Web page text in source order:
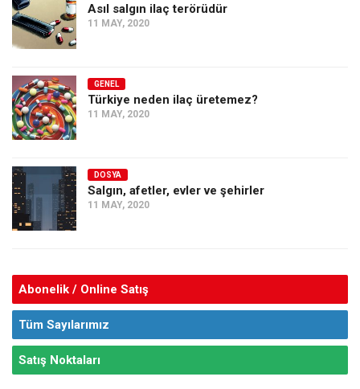
Asıl salgın ilaç terörüdür
11 MAY, 2020
GENEL
Türkiye neden ilaç üretemez?
11 MAY, 2020
DOSYA
Salgın, afetler, evler ve şehirler
11 MAY, 2020
Abonelik / Online Satış
Tüm Sayılarımız
Satış Noktaları